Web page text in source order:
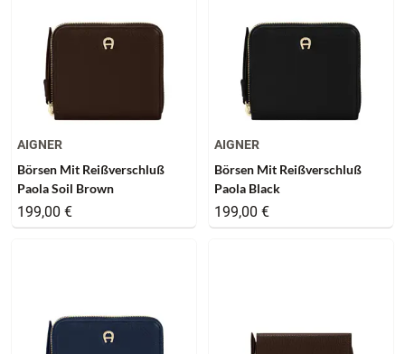
AIGNER
Börsen Mit Reißverschluß
Paola Soil Brown
199,00 €
AIGNER
Börsen Mit Reißverschluß
Paola Black
199,00 €